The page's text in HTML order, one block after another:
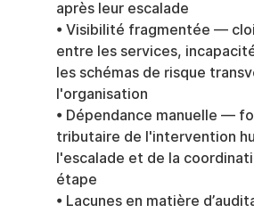
après leur escalade
• Visibilité fragmentée —
entre les services,
les schémas de risque
l'organisation
• Dépendance manuelle —
tributaire de l'intervention
l'escalade et de la
étape
• Lacunes en matière